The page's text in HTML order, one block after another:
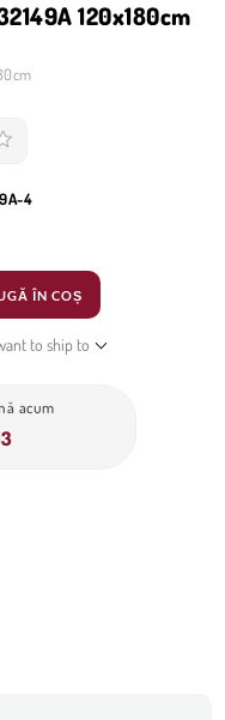
120x180cm
4
ÎN COȘ
to ship to
acum